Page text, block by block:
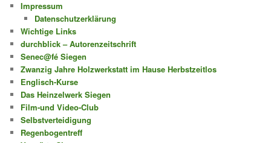
Impressum
Datenschutzerklärung
Wichtige Links
durchblick – Autorenzeitschrift
Senec@fé Siegen
Zwanzig Jahre Holzwerkstatt im Hause Herbstzeitlos
Englisch-Kurse
Das Heinzelwerk Siegen
Film-und Video-Club
Selbstverteidigung
Regenbogentreff